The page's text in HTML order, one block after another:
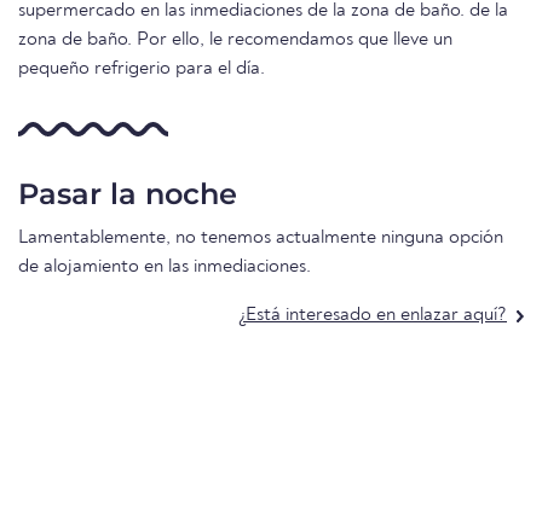
supermercado en las inmediaciones de la zona de baño. de la
zona de baño. Por ello, le recomendamos que lleve un
pequeño refrigerio para el día.
Pasar la noche
Lamentablemente, no tenemos actualmente ninguna opción
de alojamiento en las inmediaciones.
¿Está interesado en enlazar aquí?